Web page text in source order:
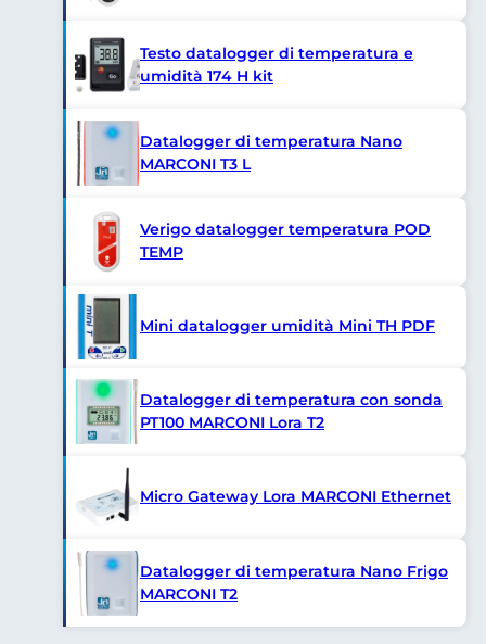
Testo datalogger di temperatura e
umidità 174 H kit
Datalogger di temperatura Nano
MARCONI T3 L
Verigo datalogger temperatura POD
TEMP
Mini datalogger umidità Mini TH PDF
Datalogger di temperatura con sonda
PT100 MARCONI Lora T2
Micro Gateway Lora MARCONI Ethernet
Datalogger di temperatura Nano Frigo
MARCONI T2